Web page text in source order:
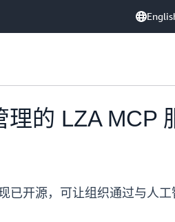
的 LZA MCP
已开源，可让组织通过与人